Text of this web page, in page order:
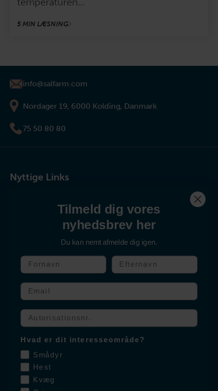
5 MIN LÆSNING
info@salfarm.com
Nordager 19, 6000 Kolding, Danmark
75 50 80 80
Nyttige Links
Følg os
Facebook
Instagram
Indberet bivirkninger
Tilmeld dig vores
nyhedsbrev her
Du kan nemt afmelde dig igen.
Fornavn Efternavn
Email
Autorisationssnummer
Hvad er dit interesseområde?
Smådyr
Hest
Kvæg